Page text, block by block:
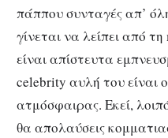
πάππου συνταγές απ’
γίνεται να λείπει από
είναι απίστευτα
celebrity αυλή του είναι
ατμόσφαιρας. Εκεί,
θα απολαύσεις